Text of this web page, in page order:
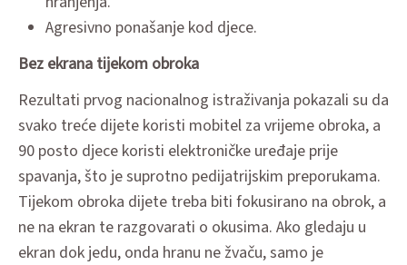
Agresivno ponašanje kod djece.
Bez ekrana tijekom obroka
Rezultati prvog nacionalnog istraživanja pokazali su da
svako treće dijete koristi mobitel za vrijeme obroka, a
90 posto djece koristi elektroničke uređaje prije
spavanja, što je suprotno pedijatrijskim preporukama.
Tijekom obroka dijete treba biti fokusirano na obrok, a
ne na ekran te razgovarati o okusima. Ako gledaju u
ekran dok jedu, onda hranu ne žvaču, samo je